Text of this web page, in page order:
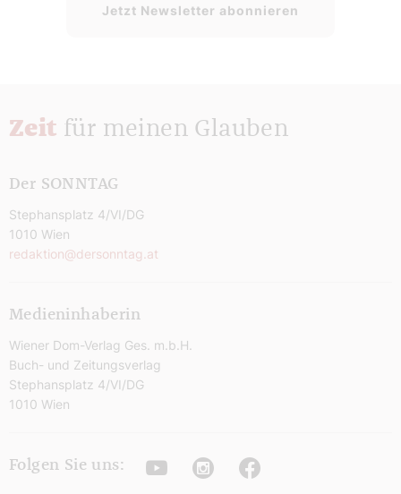
Jetzt Newsletter abonnieren
Zeit für meinen Glauben
Der SONNTAG
Stephansplatz 4/VI/DG
1010 Wien
redaktion@dersonntag.at
Medieninhaberin
Wiener Dom-Verlag Ges. m.b.H.
Buch- und Zeitungsverlag
Stephansplatz 4/VI/DG
1010 Wien
Folgen Sie uns: YoutubeInstagramFacebook